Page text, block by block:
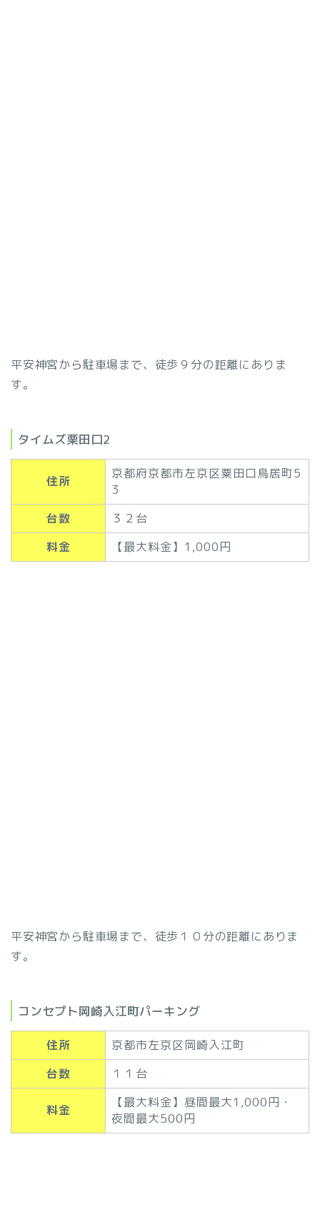
平安神宮から駐車場まで、徒歩９分の距離にありま
す。
タイムズ栗田口2
住所
京都府京都市左京区粟田口鳥居町5
3
台数
３２台
料金
【最大料金】1,000円
平安神宮から駐車場まで、徒歩１０分の距離にありま
す。
コンセプト岡崎入江町パーキング
住所
京都市左京区岡崎入江町
台数
１１台
料金
【最大料金】昼間最大1,000円・
夜間最大500円